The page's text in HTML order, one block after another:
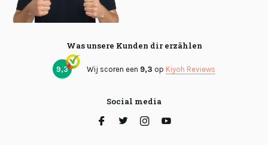
Was unsere Kunden dir erzählen
9,3 Wij scoren een 9,3 op Kiyoh Reviews
Social media